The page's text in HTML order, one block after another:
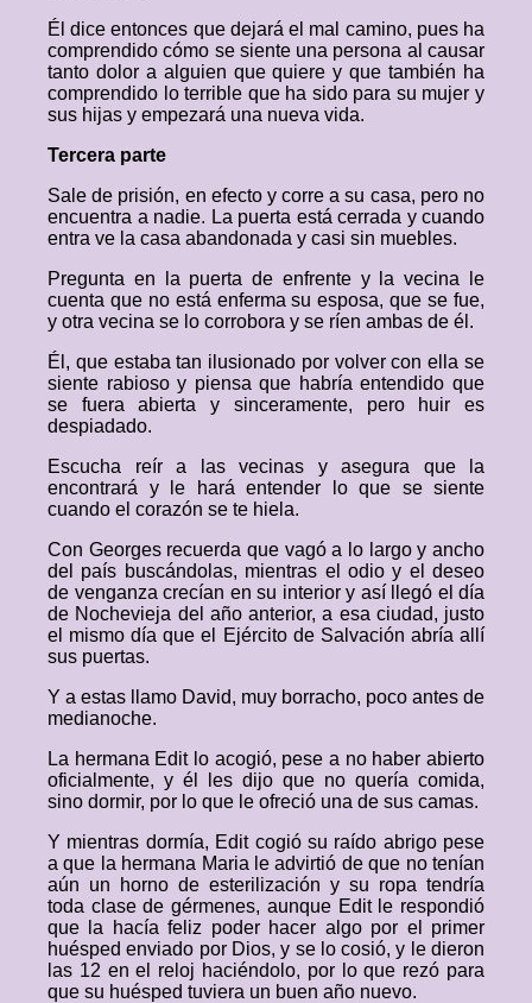
Él dice entonces que dejará el mal camino, pues ha
comprendido cómo se siente una persona al causar
tanto dolor a alguien que quiere y que también ha
comprendido lo terrible que ha sido para su mujer y
sus hijas y empezará una nueva vida.
Tercera parte
Sale de prisión, en efecto y corre a su casa, pero no
encuentra a nadie. La puerta está cerrada y cuando
entra ve la casa abandonada y casi sin muebles.
Pregunta en la puerta de enfrente y la vecina le
cuenta que no está enferma su esposa, que se fue,
y otra vecina se lo corrobora y se ríen ambas de él.
Él, que estaba tan ilusionado por volver con ella se
siente rabioso y piensa que habría entendido que
se fuera abierta y sinceramente, pero huir es
despiadado.
Escucha reír a las vecinas y asegura que la
encontrará y le hará entender lo que se siente
cuando el corazón se te hiela.
Con Georges recuerda que vagó a lo largo y ancho
del país buscándolas, mientras el odio y el deseo
de venganza crecían en su interior y así llegó el día
de Nochevieja del año anterior, a esa ciudad, justo
el mismo día que el Ejército de Salvación abría allí
sus puertas.
Y a estas llamo David, muy borracho, poco antes de
medianoche.
La hermana Edit lo acogió, pese a no haber abierto
oficialmente, y él les dijo que no quería comida,
sino dormir, por lo que le ofreció una de sus camas.
Y mientras dormía, Edit cogió su raído abrigo pese
a que la hermana Maria le advirtió de que no tenían
aún un horno de esterilización y su ropa tendría
toda clase de gérmenes, aunque Edit le respondió
que la hacía feliz poder hacer algo por el primer
huésped enviado por Dios, y se lo cosió, y le dieron
las 12 en el reloj haciéndolo, por lo que rezó para
que su huésped tuviera un buen año nuevo.